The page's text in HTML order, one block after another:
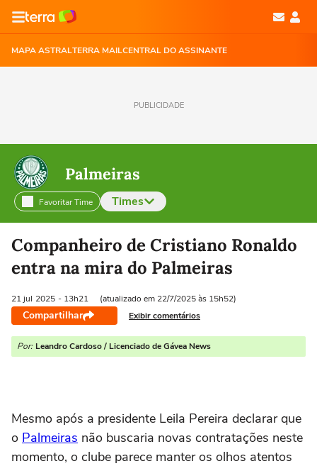
MAPA ASTRALTERRA MAILCENTRAL DO ASSINANTE
PUBLICIDADE
Palmeiras
Favoritar Time Times
Selecione o time para ver as notícias
Companheiro de Cristiano Ronaldo
entra na mira do Palmeiras
21 jul 2025 - 13h21 (atualizado em 22/7/2025 às 15h52)
Compartilhar Exibir comentários
Por: Leandro Cardoso / Licenciado de Gávea News
Mesmo após a presidente Leila Pereira declarar que
o Palmeiras não buscaria novas contratações neste
momento, o clube parece manter os olhos atentos